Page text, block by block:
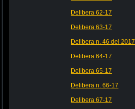
Delibera 62-17
Delibera 63-17
Delibera n. 46 del 2017
Delibera 64-17
Delibera 65-17
Delibera n. 66-17
Delibera 67-17